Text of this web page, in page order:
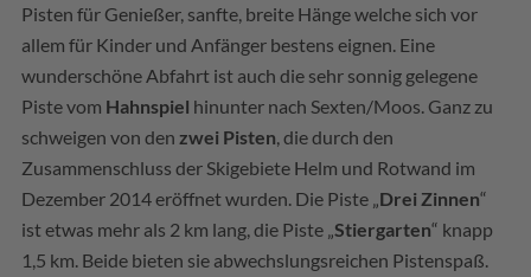
Pisten für Genießer, sanfte, breite Hänge welche sich vor
allem für Kinder und Anfänger bestens eignen. Eine
wunderschöne Abfahrt ist auch die sehr sonnig gelegene
Piste vom Hahnspiel hinunter nach Sexten/Moos. Ganz zu
schweigen von den zwei Pisten , die durch den
Zusammenschluss der Skigebiete Helm und Rotwand im
Dezember 2014 eröffnet wurden. Die Piste „ Drei Zinnen“
ist etwas mehr als 2 km lang, die Piste „ Stiergarten“ knapp
1,5 km. Beide bieten sie abwechslungsreichen Pistenspaß.